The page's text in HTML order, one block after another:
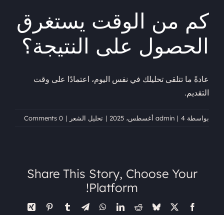
الأسئلة الشائعة
تواصل معنا
كم من الوقت يستغرق
الحصول على النتيجة؟
عادةً ما تتلقى تحليلك في نفس اليوم، اعتمادًا على وقت
التقديم.
بواسطة admin | 4 أغسطس، 2025 | تحليل الشعر |
0 Comments
Share This Story, Choose Your
Platform!
Facebook
X
Bluesky
Reddit
LinkedIn
WhatsApp
Telegram
Tumblr
Pinterest
Xing